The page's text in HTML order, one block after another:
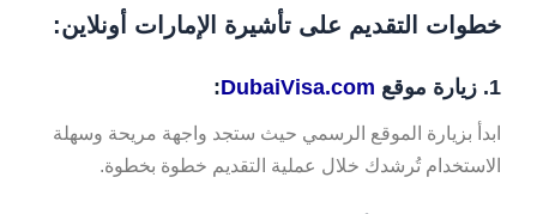
خطوات التقديم على تأشيرة الإمارات أونلاين:
1. زيارة موقع DubaiVisa.com
:
ابدأ بزيارة الموقع الرسمي حيث ستجد واجهة مريحة وسهلة
الاستخدام تُرشدك خلال عملية التقديم خطوة بخطوة.